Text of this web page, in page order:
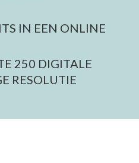
IN EEN ONLINE
250 DIGITALE
RESOLUTIE